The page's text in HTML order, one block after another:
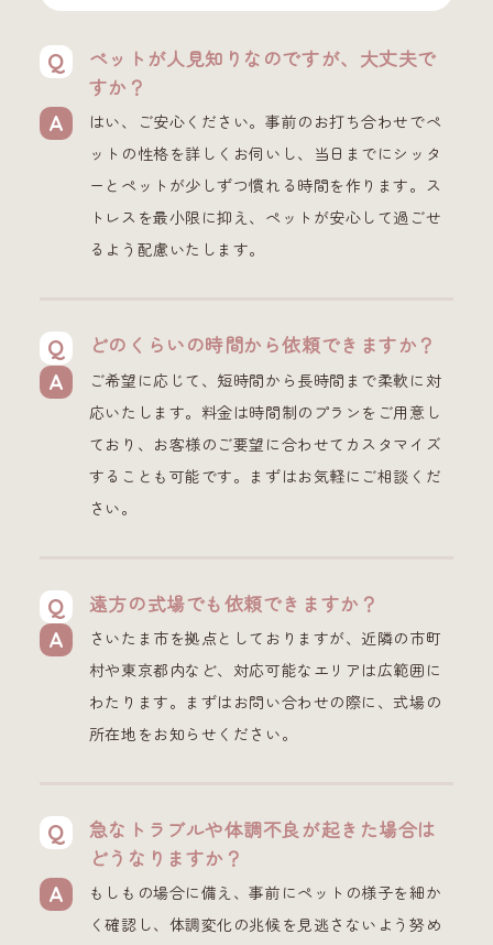
ペットが人見知りなのですが、大丈夫で
すか？
はい、ご安心ください。事前のお打ち合わせでペ
ットの性格を詳しくお伺いし、当日までにシッタ
ーとペットが少しずつ慣れる時間を作ります。ス
トレスを最小限に抑え、ペットが安心して過ごせ
るよう配慮いたします。
どのくらいの時間から依頼できますか？
ご希望に応じて、短時間から長時間まで柔軟に対
応いたします。料金は時間制のプランをご用意し
ており、お客様のご要望に合わせてカスタマイズ
することも可能です。まずはお気軽にご相談くだ
さい。
遠方の式場でも依頼できますか？
さいたま市を拠点としておりますが、近隣の市町
村や東京都内など、対応可能なエリアは広範囲に
わたります。まずはお問い合わせの際に、式場の
所在地をお知らせください。
急なトラブルや体調不良が起きた場合は
どうなりますか？
もしもの場合に備え、事前にペットの様子を細か
く確認し、体調変化の兆候を見逃さないよう努め